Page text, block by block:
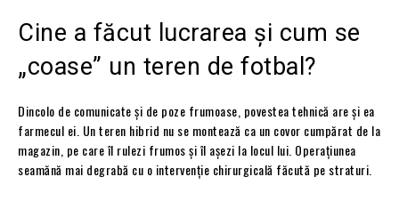
Cine a făcut lucrarea și cum se
„coase” un teren de fotbal?
Dincolo de comunicate și de poze frumoase, povestea tehnică are și ea
farmecul ei. Un teren hibrid nu se montează ca un covor cumpărat de la
magazin, pe care îl rulezi frumos și îl așezi la locul lui. Operațiunea
seamănă mai degrabă cu o intervenție chirurgicală făcută pe straturi.